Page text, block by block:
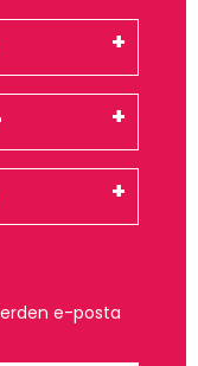
e-posta